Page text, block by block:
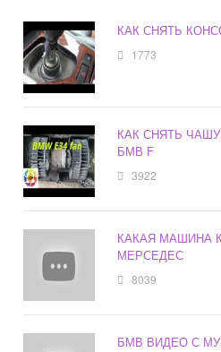
КАК СНЯТЬ
1773
КАК СНЯТЬ
БМВ F
3922
КАКАЯ МАШИНА
МЕРСЕДЕС
8039
БМВ ВИДЕО С